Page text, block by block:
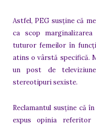
Astfel, PEG susține că
ca scop
tuturor femeilor în
atins o vârstă specifică.
un post de
stereotipuri sexiste.
Reclamantul susține că
expus opinia referitor